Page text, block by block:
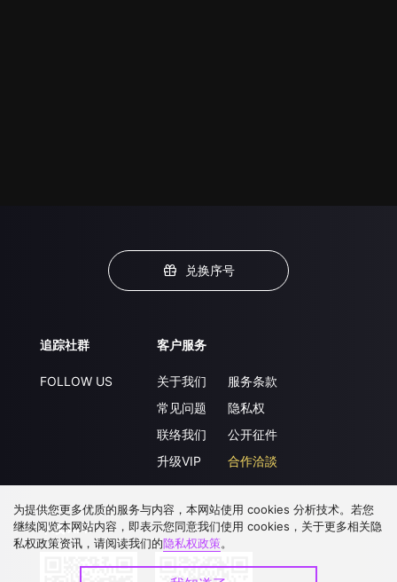
兑换序号
追踪社群
FOLLOW US
客户服务
关于我们
常见问题
联络我们
升级VIP
服务条款
隐私权
公开征件
合作洽談
下载 APP
为提供您更多优质的服务与内容，本网站使用 cookies 分析技术。若您
继续阅览本网站内容，即表示您同意我们使用 cookies，关于更多相关隐
私权政策资讯，请阅读我们的隐私权政策。